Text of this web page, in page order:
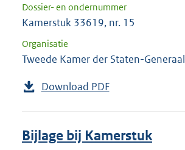
Dossier- en ondernummer
Kamerstuk 33619, nr. 15
Organisatie
Tweede Kamer der Staten-Generaal
Download PDF
Bijlage bij Kamerstuk